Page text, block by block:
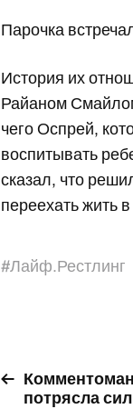
Парочка
История их
Райаном
чего Оспрей,
воспитывать
сказал, что
переехать жить
#Лайф.Рестлинг
потрясла